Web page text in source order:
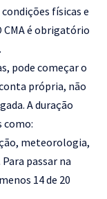
físicas e
CMA é obrigatório
pode começar o
própria, não
A duração
como:
meteorologia,
passar na
14 de 20